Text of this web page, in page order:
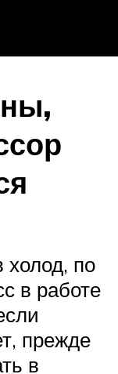
холод, по
в работе
прежде
в